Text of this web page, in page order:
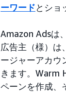
ーワードとショ
Amazon Adsは
広告主（様）は
ージャーアカウ
きます。Warm
ペーンを作成、